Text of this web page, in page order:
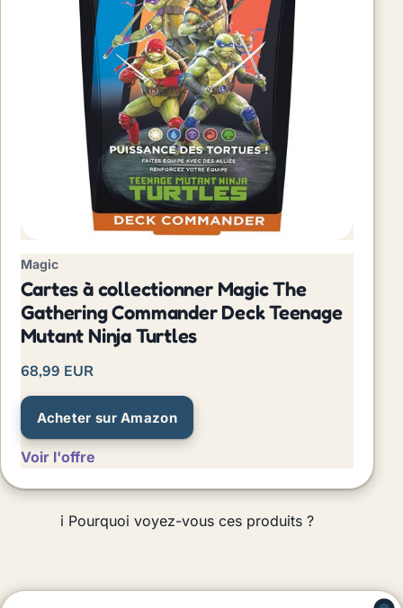
Magic
Cartes à collectionner Magic The
Gathering Commander Deck Teenage
Mutant Ninja Turtles
68,99 EUR
Acheter sur Amazon
Voir l'offre
i Pourquoi voyez-vous ces produits ?